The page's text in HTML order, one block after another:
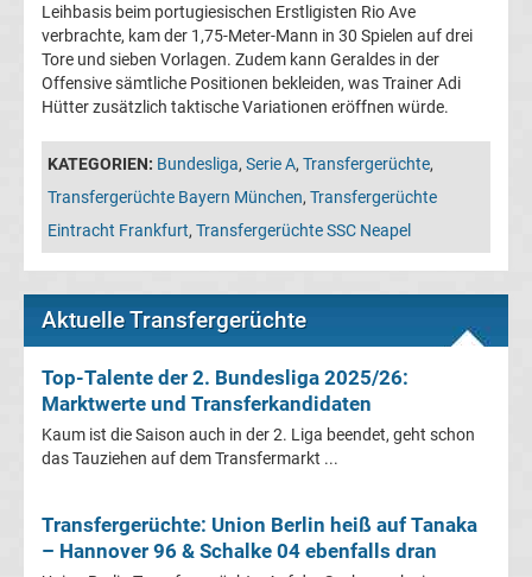
2.
Liga
3.
Liga
Pokal
Champions
League
League
Leihbasis beim portugiesischen Erstligisten Rio Ave
verbrachte, kam der 1,75-Meter-Mann in 30 Spielen auf drei
Tore und sieben Vorlagen. Zudem kann Geraldes in der
Offensive sämtliche Positionen bekleiden, was Trainer Adi
Hütter zusätzlich taktische Variationen eröffnen würde.
KATEGORIEN: Bundesliga, Serie A, Transfergerüchte,
Transfergerüchte Bayern München, Transfergerüchte
Eintracht Frankfurt, Transfergerüchte SSC Neapel
Aktuelle Transfergerüchte
Top-Talente der 2. Bundesliga 2025/26:
Marktwerte und Transferkandidaten
Kaum ist die Saison auch in der 2. Liga beendet, geht schon
das Tauziehen auf dem Transfermarkt ...
Transfergerüchte: Union Berlin heiß auf Tanaka
– Hannover 96 & Schalke 04 ebenfalls dran